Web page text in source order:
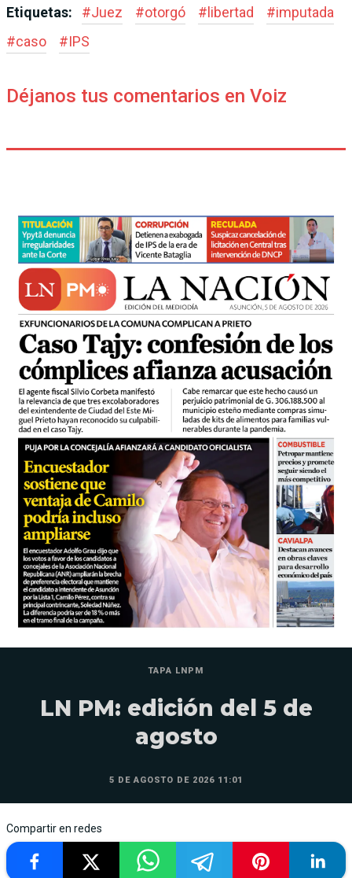
Etiquetas: #Juez #otorgó # libertad #imputada
#caso #IPS
Déjanos tus comentarios en Voiz
TAPA LNPM
LN PM: edición del 5 de
agosto
5 DE AGOSTO DE 2026 11:01
Compartir en redes